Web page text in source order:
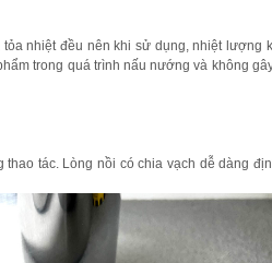
nhiệt đều nên khi sử dụng, nhiệt lượng
trong quá trình nấu nướng và không
tác. Lòng nồi có chia vạch dễ dàng